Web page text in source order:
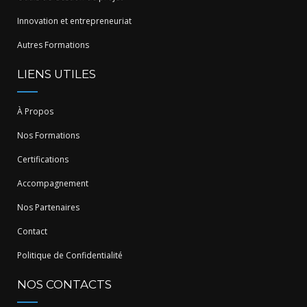
Innovation et entrepreneuriat
Autres Formations
LIENS UTILES
À Propos
Nos Formations
Certifications
Accompagnement
Nos Partenaires
Contact
Politique de Confidentialité
NOS CONTACTS